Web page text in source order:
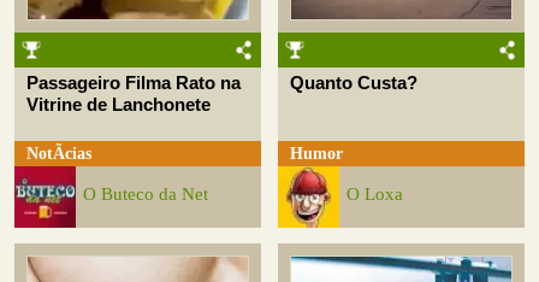
Passageiro Filma Rato na
Vitrine de Lanchonete
NotÃ­cias
O Buteco da Net
Quanto Custa?
Humor
O Loxa